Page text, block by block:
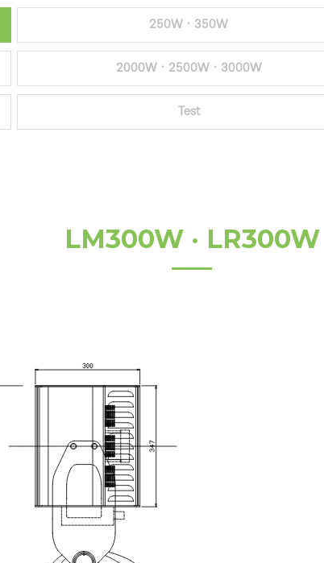
250W · 350W
2000W · 2500W · 3000W
Test
LM300W · LR300W